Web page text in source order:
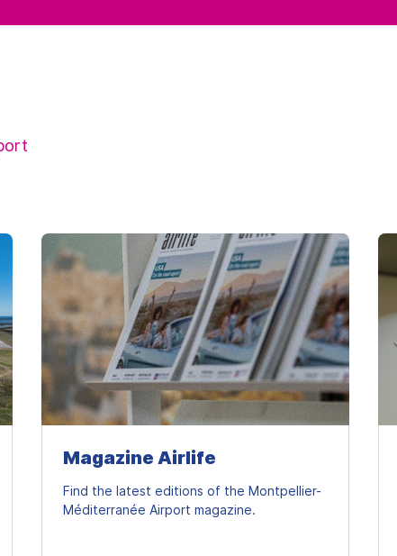
Magazine Airlife
Find the latest editions of the Montpellier-
Méditerranée Airport magazine.